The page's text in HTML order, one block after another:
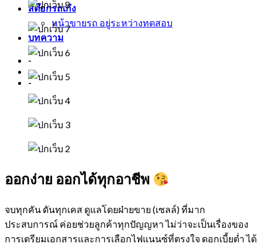
สต๊อกรถเก๋ง
หน้าขายรถ อยู่ระหว่างทดสอบ
บทความ
-
-
ออกง่าย ออกได้ทุกอาชีพ
จบทุกคัน ดันทุกเคส ดูแลโดยฝ่ายขาย (เซลล์) ที่มาก
ประสบการณ์ ค่อยช่วยลูกค้าทุกปัญญหา ไม่ว่าจะเป็นเรื่องของ
การเตรียมเอกสารและการเลือกไฟแนนซ์ที่ตรงใจ ดอกเบี้ยต่ำ ได้